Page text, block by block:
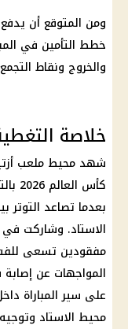
ومن المتوقع أن
خطط التأمين في
والخروج ونقاط
خلاصة
شهد محيط ملعب
بعدما تصاعد
الاستاد. وشاركت في
مفقودين تسعى للفت
المواجهات عن
على سير المباراة
محيط الاستاد